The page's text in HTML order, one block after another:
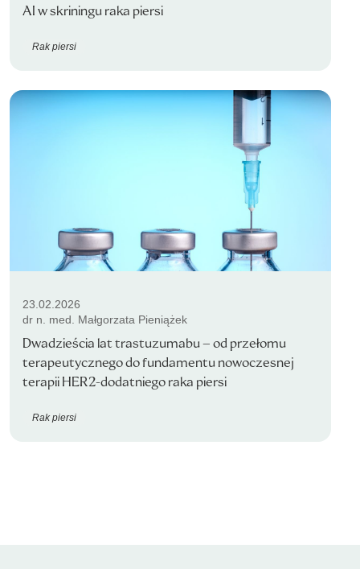
AI w skriningu raka piersi
Rak piersi
23.02.2026
dr n. med. Małgorzata Pieniążek
Dwadzieścia lat trastuzumabu – od przełomu
terapeutycznego do fundamentu nowoczesnej
terapii HER2-dodatniego raka piersi
Rak piersi